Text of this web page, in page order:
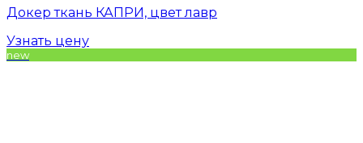
Докер ткань КАПРИ, цвет лавр
Узнать цену
new